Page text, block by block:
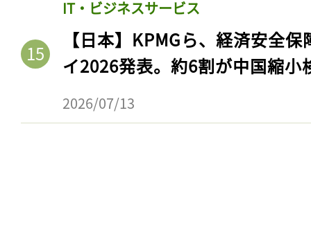
IT・ビジネスサービス
【日本】KPMGら、経済安全
イ2026発表。約6割が中国縮小
2026/07/13